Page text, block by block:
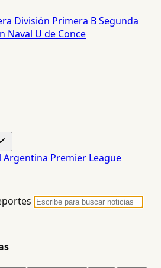
División Primera BSegunda
Naval U de Conce
Argentina Premier League